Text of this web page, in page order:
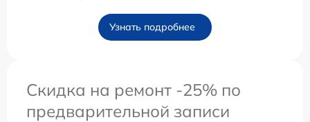
Узнать подробнее
Скидка на ремонт -25% по
предварительной записи